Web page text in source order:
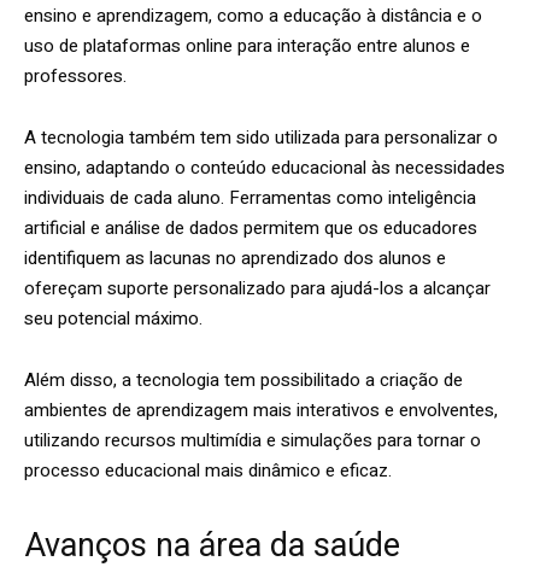
ensino e aprendizagem, como a educação à distância e o
uso de plataformas online para interação entre alunos e
professores.
A tecnologia também tem sido utilizada para personalizar o
ensino, adaptando o conteúdo educacional às necessidades
individuais de cada aluno. Ferramentas como inteligência
artificial e análise de dados permitem que os educadores
identifiquem as lacunas no aprendizado dos alunos e
ofereçam suporte personalizado para ajudá-los a alcançar
seu potencial máximo.
Além disso, a tecnologia tem possibilitado a criação de
ambientes de aprendizagem mais interativos e envolventes,
utilizando recursos multimídia e simulações para tornar o
processo educacional mais dinâmico e eficaz.
Avanços na área da saúde